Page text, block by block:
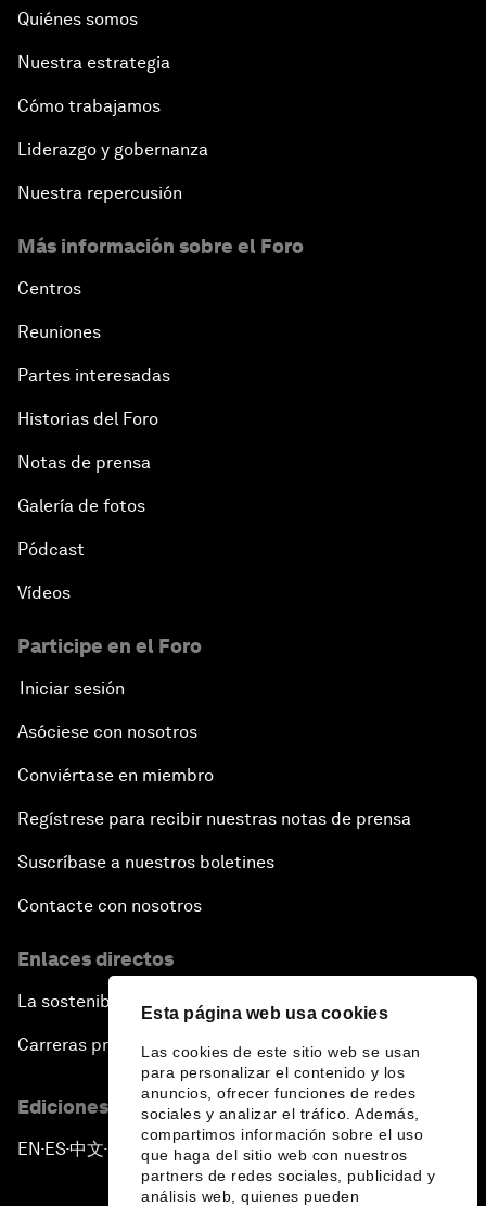
Esta página web usa cookies
Las cookies de este sitio web se usan
para personalizar el contenido y los
anuncios, ofrecer funciones de redes
sociales y analizar el tráfico. Además,
compartimos información sobre el uso
que haga del sitio web con nuestros
partners de redes sociales, publicidad y
análisis web, quienes pueden
Quiénes somos
Nuestra estrategia
Cómo trabajamos
Liderazgo y gobernanza
Nuestra repercusión
Más información sobre el Foro
Centros
Reuniones
Partes interesadas
Historias del Foro
Notas de prensa
Galería de fotos
Pódcast
Vídeos
Participe en el Foro
Iniciar sesión
Asóciese con nosotros
Conviértase en miembro
Regístrese para recibir nuestras notas de prensa
Suscríbase a nuestros boletines
Contacte con nosotros
Enlaces directos
La sostenibilidad en el Foro
Carreras profesionales
Ediciones en otros idiomas
EN ▪ ES▪中文▪ 日本語